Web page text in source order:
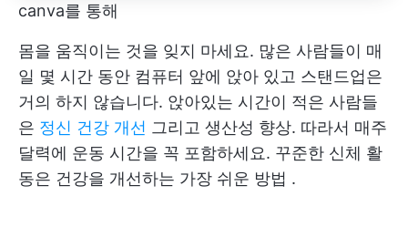
canva를 통해
몸을 움직이는 것을 잊지 마세요. 많은 사람들이 매
일 몇 시간 동안 컴퓨터 앞에 앉아 있고 스탠드업은
거의 하지 않습니다. 앉아있는 시간이 적은 사람들
은 정신 건강 개선 그리고 생산성 향상. 따라서 매주
달력에 운동 시간을 꼭 포함하세요. 꾸준한 신체 활
동은 건강을 개선하는 가장 쉬운 방법 .